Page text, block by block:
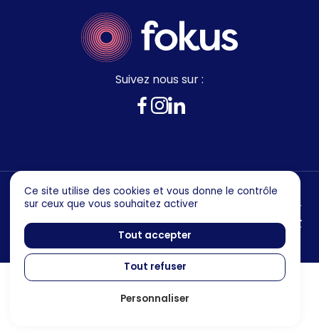
Suivez nous sur :
Mentions legales
Politique de confidentialité
Ce site utilise des cookies et vous donne le contrôle
sur ceux que vous souhaitez activer
Tout accepter
Tout refuser
Personnaliser